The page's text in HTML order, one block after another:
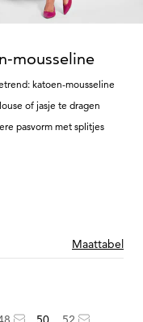
mousseline
katoen-mousseline
of jasje te dragen
pasvorm met splitjes
Maattabel